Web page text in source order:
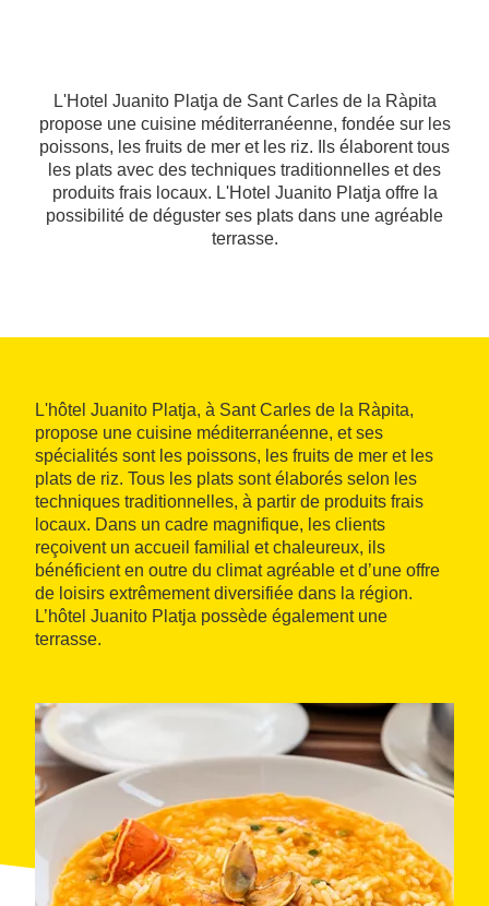
L'Hotel Juanito Platja de Sant Carles de la Ràpita
propose une cuisine méditerranéenne, fondée sur les
poissons, les fruits de mer et les riz. Ils élaborent tous
les plats avec des techniques traditionnelles et des
produits frais locaux. L'Hotel Juanito Platja offre la
possibilité de déguster ses plats dans une agréable
terrasse.
L'hôtel Juanito Platja, à Sant Carles de la Ràpita,
propose une cuisine méditerranéenne, et ses
spécialités sont les poissons, les fruits de mer et les
plats de riz. Tous les plats sont élaborés selon les
techniques traditionnelles, à partir de produits frais
locaux. Dans un cadre magnifique, les clients
reçoivent un accueil familial et chaleureux, ils
bénéficient en outre du climat agréable et d’une offre
de loisirs extrêmement diversifiée dans la région.
L’hôtel Juanito Platja possède également une
terrasse.